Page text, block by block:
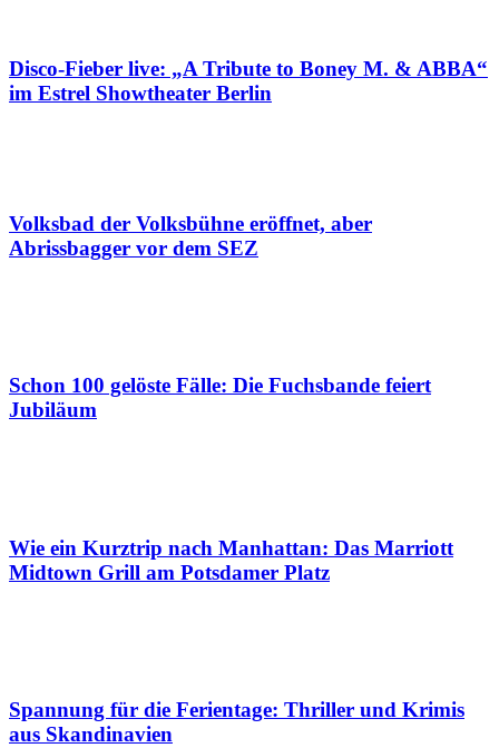
Disco-Fieber live: „A Tribute to Boney M. & ABBA“
im Estrel Showtheater Berlin
Volksbad der Volksbühne eröffnet, aber
Abrissbagger vor dem SEZ
Schon 100 gelöste Fälle: Die Fuchsbande feiert
Jubiläum
Wie ein Kurztrip nach Manhattan: Das Marriott
Midtown Grill am Potsdamer Platz
Spannung für die Ferientage: Thriller und Krimis
aus Skandinavien